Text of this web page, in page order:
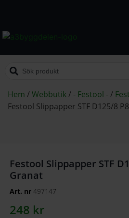
Hem /Webbutik/ - Festool -/
Festool Slippapper STF D125/8
Festool Slippapper STF
Granat
Art. nr 497147
248 kr